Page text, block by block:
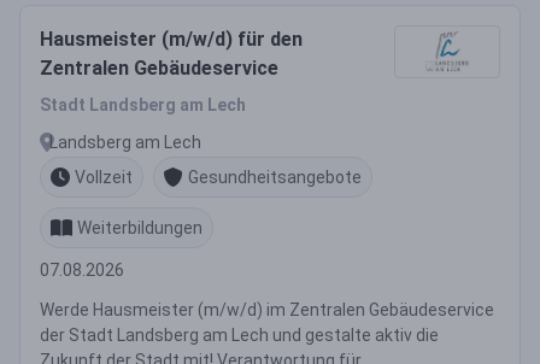
Hausmeister (m/w/d) für den
Zentralen Gebäudeservice
Stadt Landsberg am Lech
Landsberg am Lech
Vollzeit
Gesundheitsangebote
Weiterbildungen
07.08.2026
Werde Hausmeister (m/w/d) im Zentralen Gebäudeservice
der Stadt Landsberg am Lech und gestalte aktiv die